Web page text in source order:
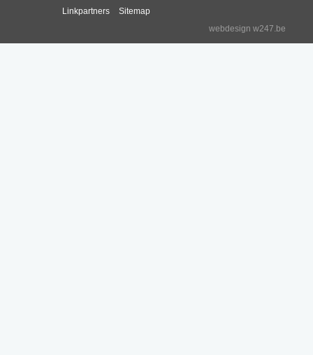
Linkpartners
Sitemap
webdesign w247.be